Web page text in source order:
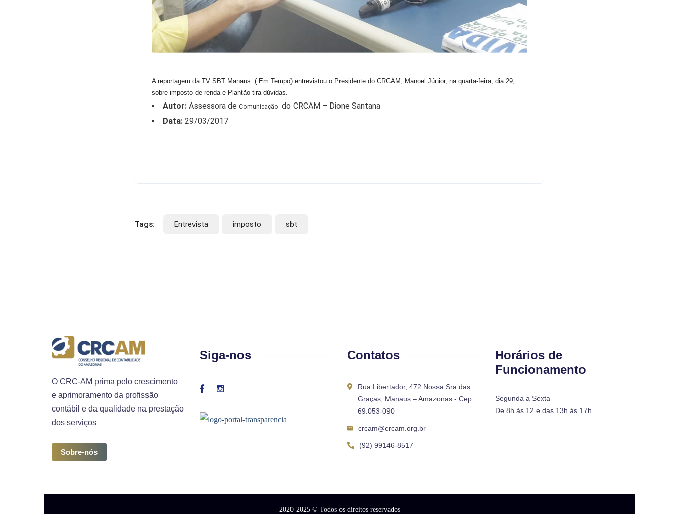
A reportagem da TV SBT Manaus ( Em Tempo) entrevistou o Presidente do CRCAM, Manoel Júnior, na quarta-feira, dia 29,
sobre imposto de renda e Plantão tira dúvidas.
Autor: Assessora de Comunicação do CRCAM – Dione Santana
Data: 29/03/2017
Tags: Entrevista imposto sbt
O CRC-AM prima pelo crescimento
e aprimoramento da profissão
contábil e da qualidade na prestação
dos serviços
Sobre-nós
Siga-nos Contatos
Rua Libertador, 472 Nossa Sra das
Graças, Manaus – Amazonas - Cep:
69.053-090
crcam@crcam.org.br
(92) 99146-8517
Horários de
Funcionamento
Segunda a Sexta
De 8h às 12 e das 13h às 17h
2020-2025© Todos os direitos reservados